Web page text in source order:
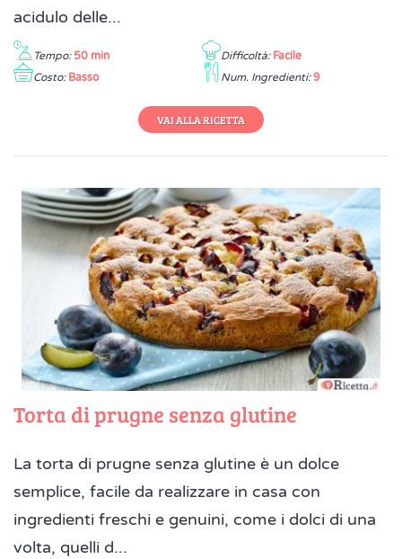
acidulo delle...
Tempo: 50 min Difficoltà: Facile
Costo: Basso Num. Ingredienti: 9
VAI ALLA RICETTA
Torta di prugne senza glutine
La torta di prugne senza glutine è un dolce
semplice, facile da realizzare in casa con
ingredienti freschi e genuini, come i dolci di una
volta, quelli d...